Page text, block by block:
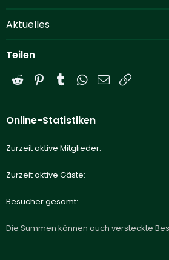
Aktuelles
Teilen
Reddit PinterestTumblrWhatsApp
E-Mail
Online-Statistiken
Zurzeit aktive Mitglieder
Zurzeit aktive Gäste
Besucher gesamt
Die Summen können auch versteckte